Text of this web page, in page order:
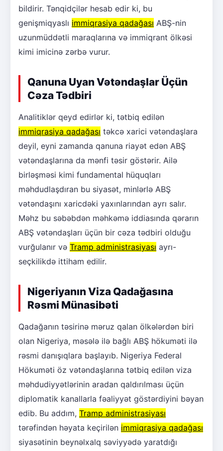
bildirir. Tənqidçilər hesab edir ki, bu
genişmiqyaslı immiqrasiya qadağası ABŞ-nin
uzunmüddətli maraqlarına və immiqrant ölkəsi
kimi imicinə zərbə vurur.
Qanuna Uyan Vətəndaşlar Üçün
Cəza Tədbiri
Analitiklər qeyd edirlər ki, tətbiq edilən
immiqrasiya qadağası təkcə xarici vətəndaşlara
deyil, eyni zamanda qanuna riayət edən ABŞ
vətəndaşlarına da mənfi təsir göstərir. Ailə
birləşməsi kimi fundamental hüquqları
məhdudlaşdıran bu siyasət, minlərlə ABŞ
vətəndaşını xaricdəki yaxınlarından ayrı salır.
Məhz bu səbəbdən məhkəmə iddiasında qərarın
ABŞ vətəndaşları üçün bir cəza tədbiri olduğu
vurğulanır və Tramp administrasiyası ayrı-
seçkilikdə ittiham edilir.
Nigeriyanın Viza Qadağasına
Rəsmi Münasibəti
Qadağanın təsirinə məruz qalan ölkələrdən biri
olan Nigeriya, məsələ ilə bağlı ABŞ hökuməti ilə
rəsmi danışıqlara başlayıb. Nigeriya Federal
Hökuməti öz vətəndaşlarına tətbiq edilən viza
məhdudiyyətlərinin aradan qaldırılması üçün
diplomatik kanallarla fəaliyyət göstərdiyini bəyan
edib. Bu addım, Tramp administrasiyası
tərəfindən həyata keçirilən immiqrasiya qadağası
siyasətinin beynəlxalq səviyyədə yaratdığı